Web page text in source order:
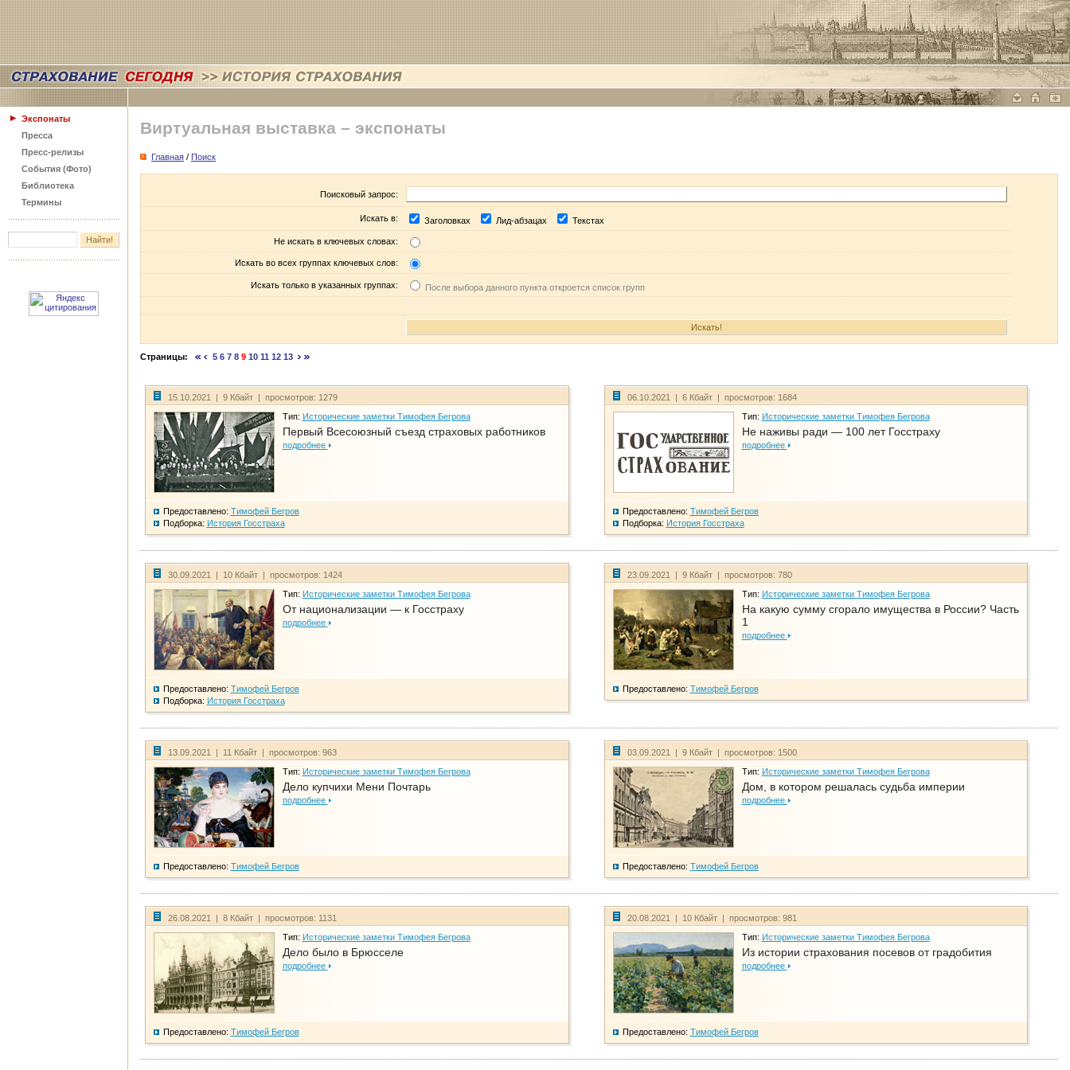
Экспонаты
Пресса
Пресс-релизы
События (Фото)
Библиотека
Термины
Виртуальная выставка – экспонаты
Главная / Поиск
Поисковый запрос:
Искать в: Заголовках Лид-абзацах Текстах
Не искать в ключевых словах:
Искать во всех группах ключевых слов:
Искать только в указанных группах: После выбора данного пункта откроется список групп
Страницы: 5 6 7 8 9 10 11 12 13
15.10.2021 | 9 Кбайт | просмотров: 1279
Тип: Исторические заметки Тимофея Бегрова
Первый Всесоюзный съезд страховых работников
подробнее
Предоставлено: Тимофей Бегров
Подборка: История Госстраха
06.10.2021 | 6 Кбайт | просмотров: 1684
Тип: Исторические заметки Тимофея Бегрова
Не наживы ради — 100 лет Госстраху
подробнее
Предоставлено: Тимофей Бегров
Подборка: История Госстраха
30.09.2021 | 10 Кбайт | просмотров: 1424
Тип: Исторические заметки Тимофея Бегрова
От национализации — к Госстраху
подробнее
Предоставлено: Тимофей Бегров
Подборка: История Госстраха
23.09.2021 | 9 Кбайт | просмотров: 780
Тип: Исторические заметки Тимофея Бегрова
На какую сумму сгорало имущества в России? Часть
1
подробнее
Предоставлено: Тимофей Бегров
13.09.2021 | 11 Кбайт | просмотров: 963
Тип: Исторические заметки Тимофея Бегрова
Дело купчихи Мени Почтарь
подробнее
Предоставлено: Тимофей Бегров
03.09.2021 | 9 Кбайт | просмотров: 1500
Тип: Исторические заметки Тимофея Бегрова
Дом, в котором решалась судьба империи
подробнее
Предоставлено: Тимофей Бегров
26.08.2021 | 8 Кбайт | просмотров: 1131
Тип: Исторические заметки Тимофея Бегрова
Дело было в Брюсселе
подробнее
Предоставлено: Тимофей Бегров
20.08.2021 | 10 Кбайт | просмотров: 981
Тип: Исторические заметки Тимофея Бегрова
Из истории страхования посевов от градобития
подробнее
Предоставлено: Тимофей Бегров